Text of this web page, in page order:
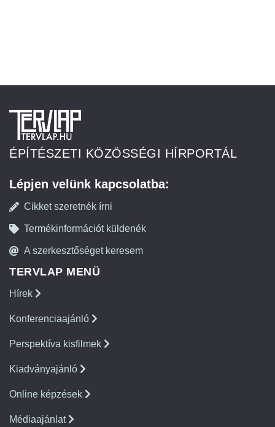
ÉPÍTÉSZETI KÖZÖSSÉGI HÍRPORTÁL
Lépjen velünk kapcsolatba:
Cikket szeretnék írni
Termékinformációt küldenék
A szerkesztőséget keresem
TERVLAP MENÜ
Hírek
Konferenciaajánló
Perspektíva kisfilmek
Kiadványajánló
Online képzések
Médiaajánlat